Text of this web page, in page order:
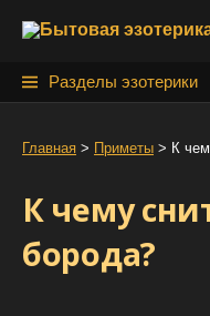
Разделы эзотерики
Главная > Приметы > К
К чему
борода?